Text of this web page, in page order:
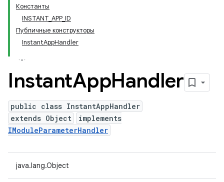
Константы
INSTANT_APP_ID
Публичные конструкторы
InstantAppHandler
InstantAppHandler
public class InstantAppHandler
extends Object
implements
IModuleParameterHandler
java.lang.Object